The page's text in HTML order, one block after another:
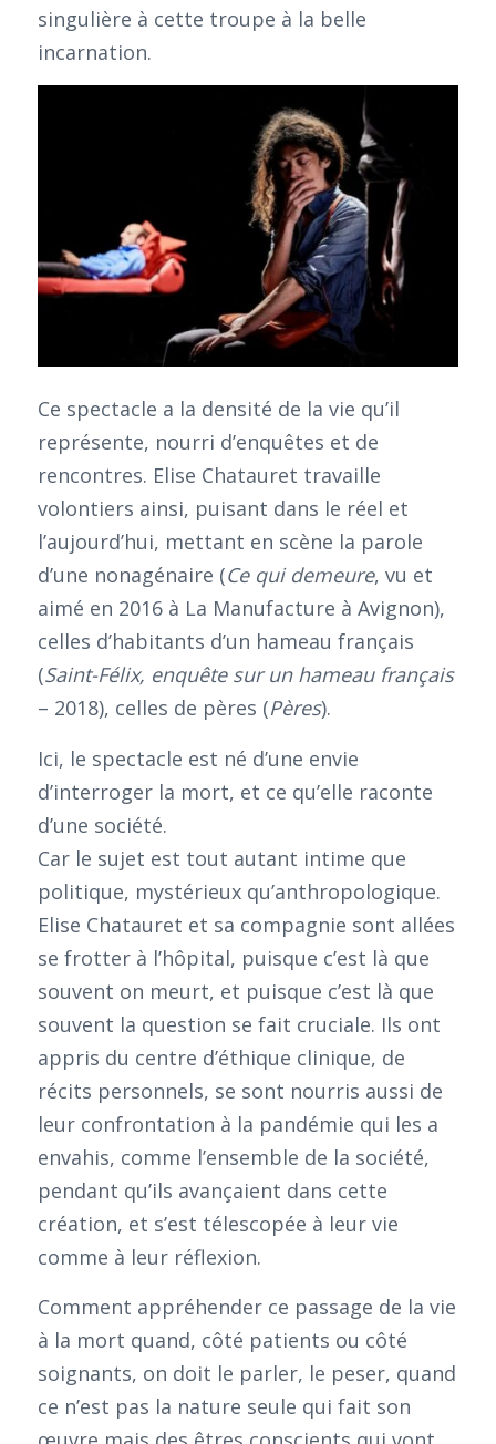
singulière à cette troupe à la belle
incarnation.
Ce spectacle a la densité de la vie qu’il
représente, nourri d’enquêtes et de
rencontres. Elise Chatauret travaille
volontiers ainsi, puisant dans le réel et
l’aujourd’hui, mettant en scène la parole
d’une nonagénaire (Ce qui demeure, vu et
aimé en 2016 à La Manufacture à Avignon),
celles d’habitants d’un hameau français
(Saint-Félix, enquête sur un hameau français
– 2018), celles de pères (Pères).
Ici, le spectacle est né d’une envie
d’interroger la mort, et ce qu’elle raconte
d’une société.
Car le sujet est tout autant intime que
politique, mystérieux qu’anthropologique.
Elise Chatauret et sa compagnie sont allées
se frotter à l’hôpital, puisque c’est là que
souvent on meurt, et puisque c’est là que
souvent la question se fait cruciale. Ils ont
appris du centre d’éthique clinique, de
récits personnels, se sont nourris aussi de
leur confrontation à la pandémie qui les a
envahis, comme l’ensemble de la société,
pendant qu’ils avançaient dans cette
création, et s’est télescopée à leur vie
comme à leur réflexion.
Comment appréhender ce passage de la vie
à la mort quand, côté patients ou côté
soignants, on doit le parler, le peser, quand
ce n’est pas la nature seule qui fait son